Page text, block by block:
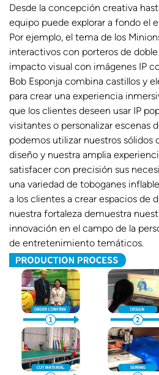
Desde la concepción creativa
equipo puede explorar a fondo el
Por ejemplo, el tema de los
interactivos con porteros de
impacto visual con imágenes IP
Bob Esponja combina castillos y
para crear una experiencia
que los clientes deseen usar IP
visitantes o personalizar escenas
podemos utilizar nuestros sólidos
diseño y nuestra amplia
satisfacer con precisión sus
una variedad de toboganes
a los clientes a crear espacios de
nuestra fortaleza demuestra
innovación en el campo de la
de entretenimiento temáticos.